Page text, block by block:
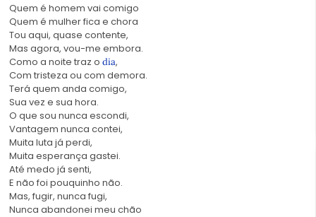
Quem é homem vai comigo
Quem é mulher fica e chora
Tou aqui, quase contente,
Mas agora, vou-me embora.
Como a noite traz o dia,
Com tristeza ou com demora.
Terá quem anda comigo,
Sua vez e sua hora.
O que sou nunca escondi,
Vantagem nunca contei,
Muita luta já perdi,
Muita esperança gastei.
Até medo já senti,
E não foi pouquinho não.
Mas, fugir, nunca fugi,
Nunca abandonei meu chão